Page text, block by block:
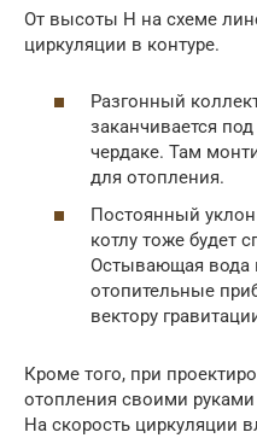
От высоты H на схеме
циркуляции в контуре.
Разгонный
заканчивается
чердаке. Там
для отопления.
Постоянный уклон
котлу тоже будет
Остывающая вода
отопительные
вектору
Кроме того, при
отопления своими
На скорость циркуляции